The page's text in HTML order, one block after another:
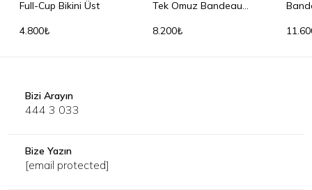
Full-Cup Bikini Üst
4.800₺
Tek Omuz Bandeau
8.200₺
Bizi Arayın
444 3 033
Bize Yazın
[email protected]